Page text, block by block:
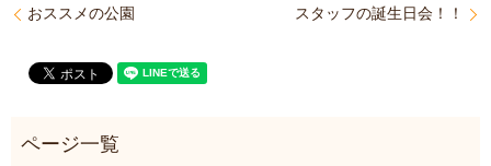
おススメの公園 スタッフの誕生日会！！